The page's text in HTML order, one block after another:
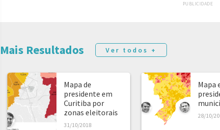
PUBLICIDADE
Mais Resultados Ver todos +
Mapa de
presidente em
Curitiba por
zonas eleitorais
31/10/2018
Mapa
28/10/